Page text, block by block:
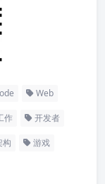
Web
作 开发者
构 游戏